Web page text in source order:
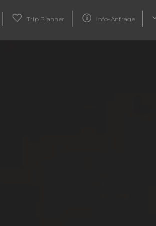
Trip Planner Info-Anfrage